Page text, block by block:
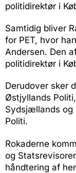
politidirektør i
Samtidig bliver
for PET, hvor
Andersen. Den
politidirektør i
Derudover sker
Østjyllands
Sydsjællands og
Politi.
Rokaderne
og
håndtering af